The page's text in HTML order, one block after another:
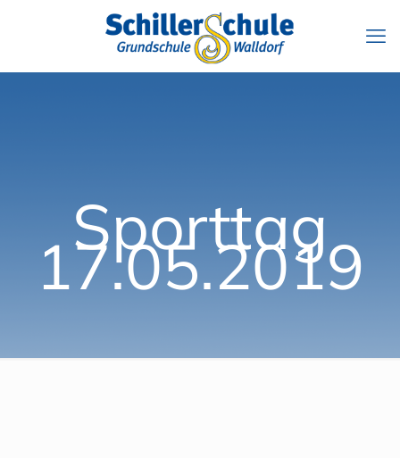
Sporttag
17.05.2019